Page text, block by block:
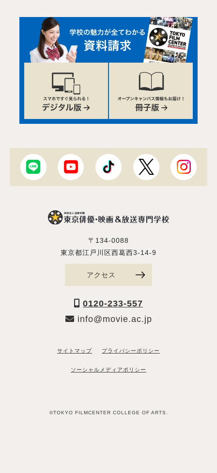
〒134-0088
東京都江戸川区西葛西3-14-9
アクセス
0120-233-557
info@movie.ac.jp
サイトマップ プライバシーポリシー
ソーシャルメディアポリシー
©TOKYO FILMCENTER COLLEGE OF ARTS.